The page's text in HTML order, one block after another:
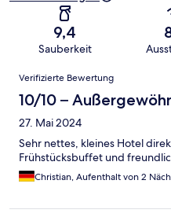
9,4
Sauberkeit
Bewertungen
Verifizierte Bewertung
10/10 –
27. Mai 2024
Sehr nettes, kleines Hotel
Frühstücksbuffet und
Christian, Aufenthalt von 2